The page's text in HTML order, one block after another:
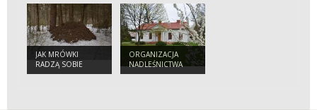
JAK MRÓWKI
RADZĄ SOBIE
ZIMĄ? CZY ŚPIĄ?
ORGANIZACJA
NADLEŚNICTWA
BIAŁOWIEŻA